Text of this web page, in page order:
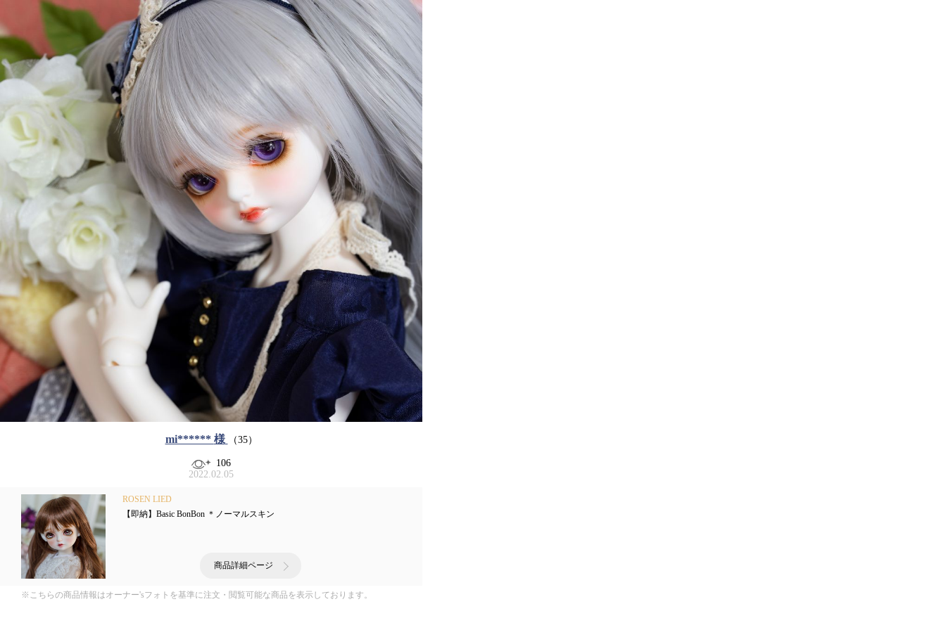
mi****** 様 （35）
106
2022.02.05
ROSEN LIED
【即納】Basic BonBon ＊ノーマルスキン
商品詳細ページ
※こちらの商品情報はオーナー'sフォトを基準に注文・閲覧可能な商品を表示しております。